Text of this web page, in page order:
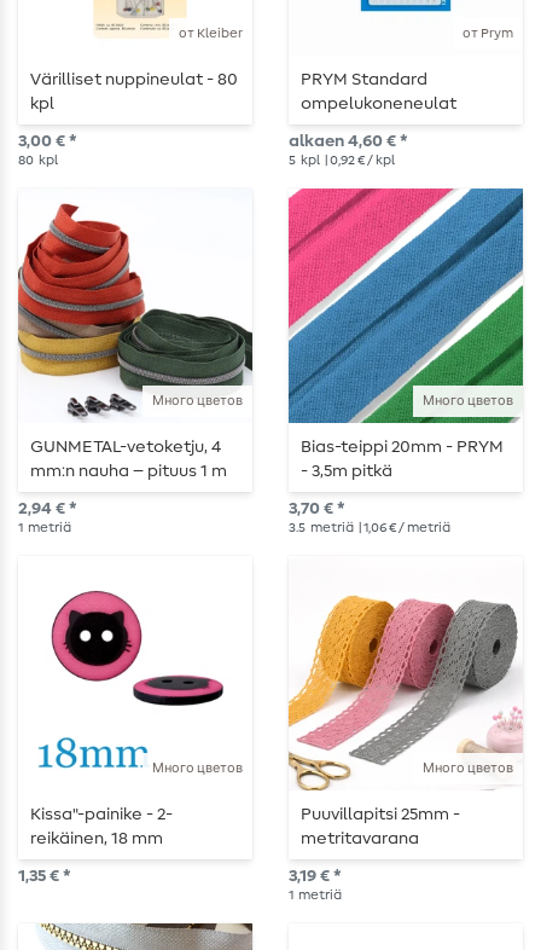
от Kleiber
Värilliset nuppineulat - 80
kpl
3,00 € *
80 kpl
от Prym
PRYM Standard
ompelukoneneulat
alkaen 4,60 € *
5 kpl | 0,92 € / kpl
Много цветов
GUNMETAL-vetoketju, 4
mm:n nauha – pituus 1 m
– metallisoitu
2,94 € *
1 metriä
Много цветов
Bias-teippi 20mm - PRYM
- 3,5m pitkä
3,70 € *
3.5 metriä | 1,06 € / metriä
Много цветов
Kissa"-painike - 2-
reikäinen, 18 mm
1,35 € *
Много цветов
Puuvillapitsi 25mm -
metritavarana
3,19 € *
1 metriä